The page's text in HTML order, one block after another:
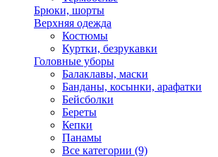
Брюки, шорты
Верхняя одежда
Костюмы
Куртки, безрукавки
Головные уборы
Балаклавы, маски
Банданы, косынки, арафатки
Бейсболки
Береты
Кепки
Панамы
Все категории (9)